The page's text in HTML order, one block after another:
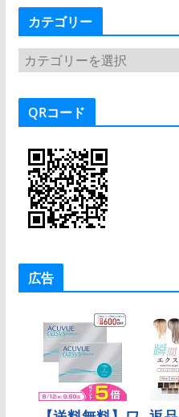
カテゴリー
カ
テ
ゴ
QRコード
広告